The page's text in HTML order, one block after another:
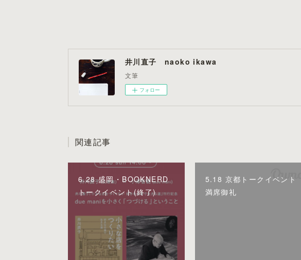
井川直子 naoko ikawa
文筆
フォロー
関連記事
6.28 盛岡・BOOKNERD
トークイベント(終了)
5.18 京都トークイベント
満席御礼